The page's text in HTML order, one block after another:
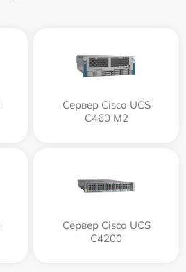
Сервер Cisco UCS
C460 M2
Сервер Cisco UCS
C4200